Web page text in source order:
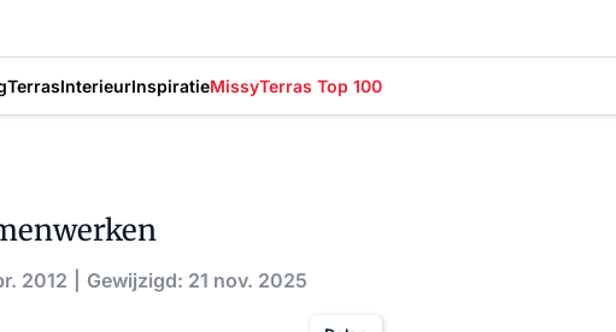
TerrasInterieurInspiratieMissyTerras Top 100
2012 Gewijzigd: 21 nov. 2025